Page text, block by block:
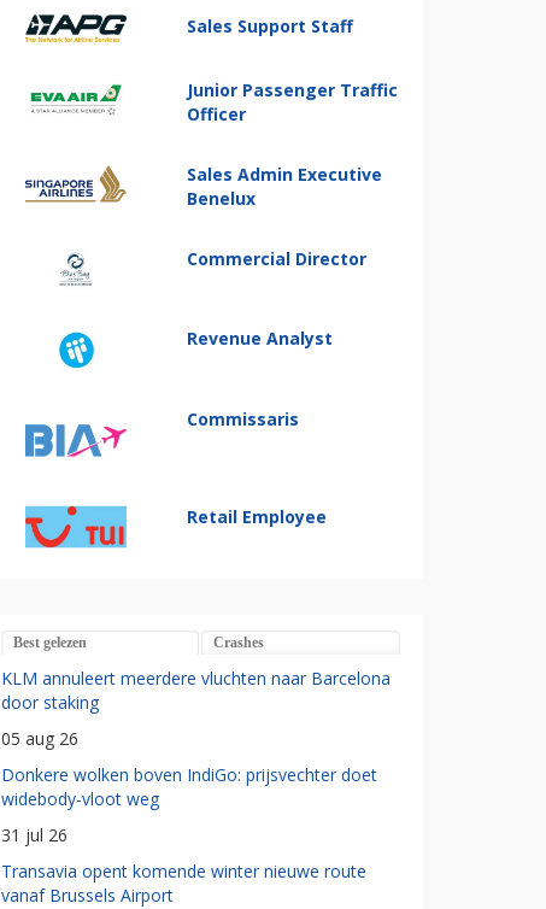
Sales Support Staff
Junior Passenger Traffic
Officer
Sales Admin Executive
Benelux
Commercial Director
Revenue Analyst
Commissaris
Retail Employee
Best gelezen Crashes
KLM annuleert meerdere vluchten naar Barcelona
door staking
05 aug 26
Donkere wolken boven IndiGo: prijsvechter doet
widebody-vloot weg
31 jul 26
Transavia opent komende winter nieuwe route
vanaf Brussels Airport